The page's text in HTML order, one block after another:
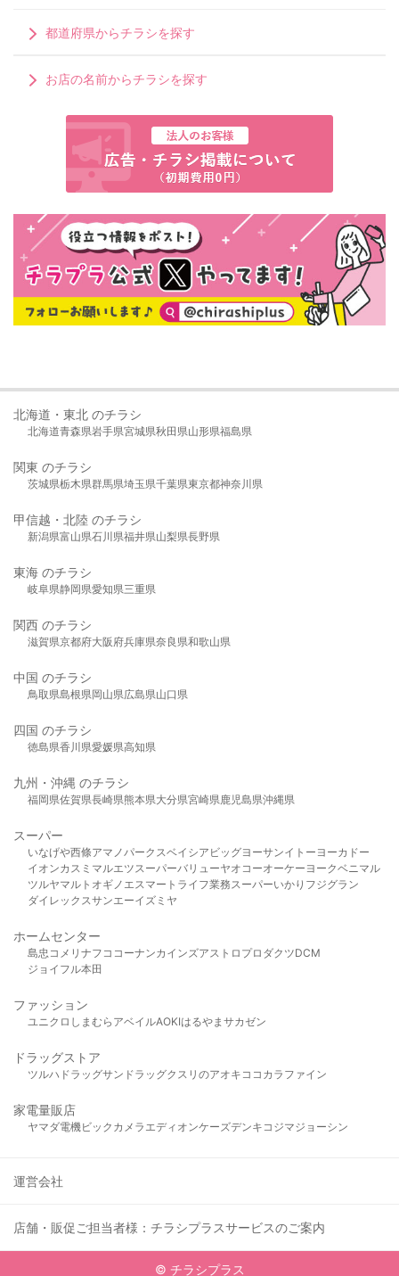
都道府県からチラシを探す
お店の名前からチラシを探す
北海道・東北 のチラシ
北海道青森県岩手県宮城県秋田県山形県福島県
関東 のチラシ
茨城県栃木県群馬県埼玉県千葉県東京都神奈川県
甲信越・北陸 のチラシ
新潟県富山県石川県福井県山梨県長野県
東海 のチラシ
岐阜県静岡県愛知県三重県
関西 のチラシ
滋賀県京都府大阪府兵庫県奈良県和歌山県
中国 のチラシ
鳥取県島根県岡山県広島県山口県
四国 のチラシ
徳島県香川県愛媛県高知県
九州・沖縄 のチラシ
福岡県佐賀県長崎県熊本県大分県宮崎県鹿児島県沖縄県
スーパー
いなげや西條アマノパークスベイシア ビッグヨーサンイトーヨーカドー
イオンカスミ マルエツスーパーバリューヤオコーオーケー ヨークベニマル
ツルヤマルト オギノ エスマート ライフ業務スーパーいかり フジグラン
ダイレックスサンエーイズミヤ
ホームセンター
島忠 コメリ ナフコ コーナンカインズアストロプロダクツDCM
ジョイフル本田
ファッション
ユニクロ しまむら アベイルAOKIはるやま サカゼン
ドラッグストア
ツルハドラッグサンドラッグクスリのアオキ ココカラファイン
家電量販店
ヤマダ電機ビックカメラ エディオンケーズデンキ コジマジョーシン
運営会社
店舗・販促ご担当者様：チラシプラスサービスのご案内
© チラシプラス